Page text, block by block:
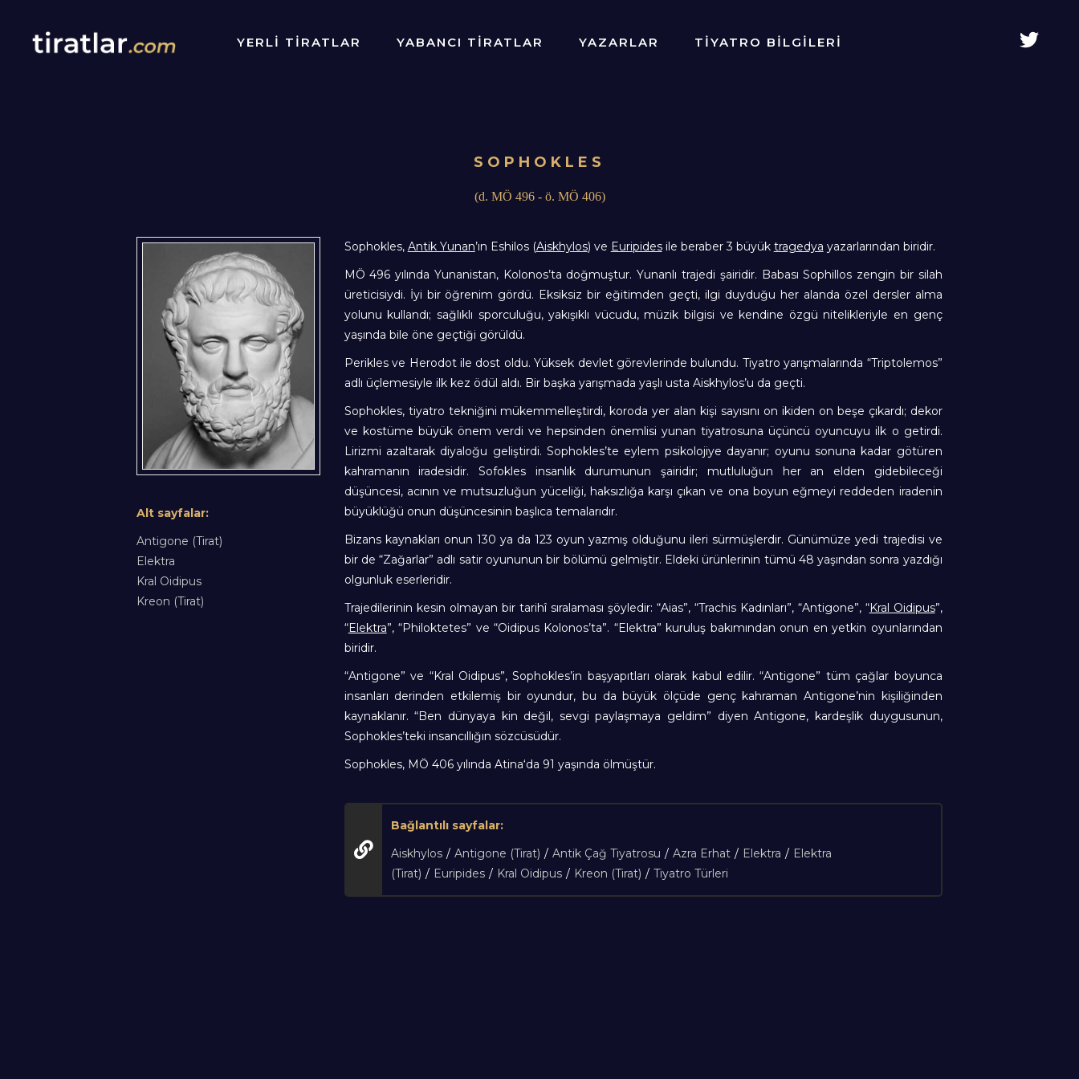
YERLİ TİRATLAR YABANCI TİRATLAR YAZARLAR TİYATRO BİLGİLERİ
SOPHOKLES
(d. MÖ 496 - ö. MÖ 406)
Alt sayfalar:
Antigone (Tirat)
Elektra
Kral Oidipus
Kreon (Tirat)
Sophokles, Antik Yunan’ın Eshilos (Aiskhylos) ve Euripidesile beraber 3 büyük tragedya yazarlarından biridir.
MÖ 496 yılında Yunanistan, Kolonos’ta doğmuştur. Yunanlı trajedi şairidir. Babası Sophillos zengin bir silah
üreticisiydi. İyi bir öğrenim gördü. Eksiksiz bir eğitimden geçti, ilgi duyduğu her alanda özel dersler alma
yolunu kullandı; sağlıklı sporculuğu, yakışıklı vücudu, müzik bilgisi ve kendine özgü nitelikleriyle en genç
yaşında bile öne geçtiği görüldü.
Perikles ve Herodot ile dost oldu. Yüksek devlet görevlerinde bulundu. Tiyatro yarışmalarında “Triptolemos”
adlı üçlemesiyle ilk kez ödül aldı. Bir başka yarışmada yaşlı usta Aiskhylos’u da geçti.
Sophokles, tiyatro tekniğini mükemmelleştirdi, koroda yer alan kişi sayısını on ikiden on beşe çıkardı; dekor
ve kostüme büyük önem verdi ve hepsinden önemlisi yunan tiyatrosuna üçüncü oyuncuyu ilk o getirdi.
Lirizmi azaltarak diyaloğu geliştirdi. Sophokles’te eylem psikolojiye dayanır; oyunu sonuna kadar götüren
kahramanın iradesidir. Sofokles insanlık durumunun şairidir; mutluluğun her an elden gidebileceği
düşüncesi, acının ve mutsuzluğun yüceliği, haksızlığa karşı çıkan ve ona boyun eğmeyi reddeden iradenin
büyüklüğü onun düşüncesinin başlıca temalarıdır.
Bizans kaynakları onun 130 ya da 123 oyun yazmış olduğunu ileri sürmüşlerdir. Günümüze yedi trajedisi ve
bir de “Zağarlar” adlı satir oyununun bir bölümü gelmiştir. Eldeki ürünlerinin tümü 48 yaşından sonra yazdığı
olgunluk eserleridir.
Trajedilerinin kesin olmayan bir tarihî sıralaması şöyledir: “Aias”, “Trachis Kadınları”, “Antigone”, “Kral Oidipus”,
“Elektra”, “Philoktetes” ve “Oidipus Kolonos’ta”. “Elektra” kuruluş bakımından onun en yetkin oyunlarından
biridir.
“Antigone” ve “Kral Oidipus”, Sophokles’in başyapıtları olarak kabul edilir. “Antigone” tüm çağlar boyunca
insanları derinden etkilemiş bir oyundur, bu da büyük ölçüde genç kahraman Antigone’nin kişiliğinden
kaynaklanır. “Ben dünyaya kin değil, sevgi paylaşmaya geldim” diyen Antigone, kardeşlik duygusunun,
Sophokles’teki insancıllığın sözcüsüdür.
Sophokles, MÖ 406 yılında Atina‘da 91 yaşında ölmüştür.
Bağlantılı sayfalar:
Aiskhylos / Antigone (Tirat) / Antik Çağ Tiyatrosu / Azra Erhat / Elektra / Elektra
(Tirat) / Euripides / Kral Oidipus / Kreon (Tirat) / Tiyatro Türleri